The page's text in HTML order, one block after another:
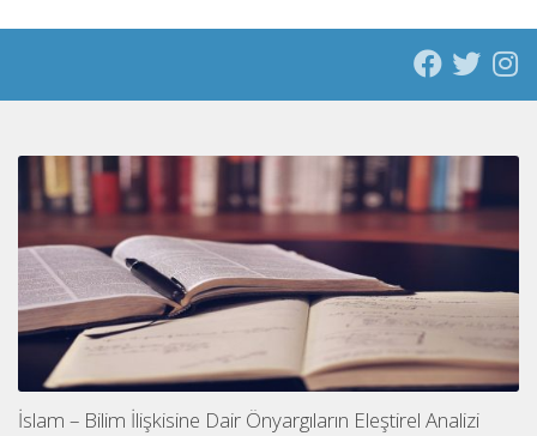
İslam – Bilim İlişkisine Dair Önyargıların Eleştirel Analizi